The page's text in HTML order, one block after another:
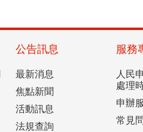
公告訊息
最新消息
焦點新聞
活動訊息
法規查詢
服務
人民
處理
申辦
常見